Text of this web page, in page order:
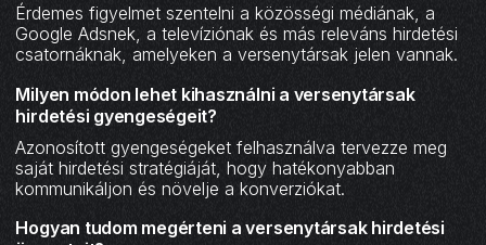
Érdemes figyelmet szentelni a közösségi médiának, a
Google Adsnek, a televíziónak és más releváns hirdetési
csatornáknak, amelyeken a versenytársak jelen vannak.
Milyen módon lehet kihasználni a versenytársak
hirdetési gyengeségeit?
Azonosított gyengeségeket felhasználva tervezze meg
saját hirdetési stratégiáját, hogy hatékonyabban
kommunikáljon és növelje a konverziókat.
Hogyan tudom megérteni a versenytársak hirdetési